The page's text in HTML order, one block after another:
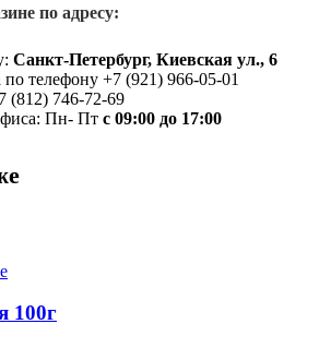
по адресу:
Санкт-Петербург, Киевская ул., 6
телефону +7 (921) 966-05-01
(812) 746-72-69
Пн- Пт с 09:00 до 17:00
100г